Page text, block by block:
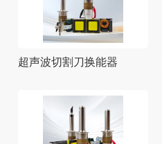
超声波切割刀换能器